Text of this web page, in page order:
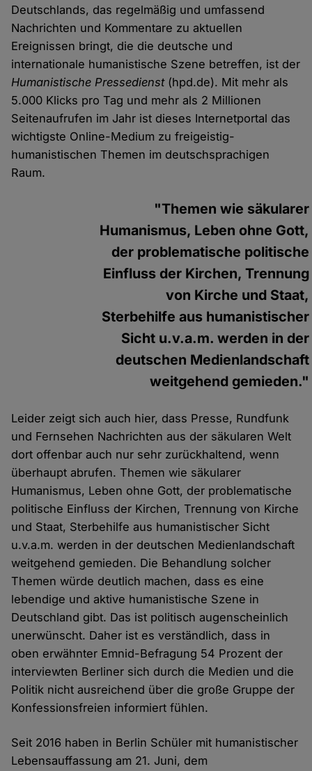
Deutschlands, das regelmäßig und umfassend
Nachrichten und Kommentare zu aktuellen
Ereignissen bringt, die die deutsche und
internationale humanistische Szene betreffen, ist der
Humanistische Pressedienst(hpd.de). Mit mehr als
5.000 Klicks pro Tag und mehr als 2 Millionen
Seitenaufrufen im Jahr ist dieses Internetportal das
wichtigste Online-Medium zu freigeistig-
humanistischen Themen im deutschsprachigen
Raum.
"Themen wie säkularer
Humanismus, Leben ohne Gott,
der problematische politische
Einfluss der Kirchen, Trennung
von Kirche und Staat,
Sterbehilfe aus humanistischer
Sicht u.v.a.m. werden in der
deutschen Medienlandschaft
weitgehend gemieden."
Leider zeigt sich auch hier, dass Presse, Rundfunk
und Fernsehen Nachrichten aus der säkularen Welt
dort offenbar auch nur sehr zurückhaltend, wenn
überhaupt abrufen. Themen wie säkularer
Humanismus, Leben ohne Gott, der problematische
politische Einfluss der Kirchen, Trennung von Kirche
und Staat, Sterbehilfe aus humanistischer Sicht
u.v.a.m. werden in der deutschen Medienlandschaft
weitgehend gemieden. Die Behandlung solcher
Themen würde deutlich machen, dass es eine
lebendige und aktive humanistische Szene in
Deutschland gibt. Das ist politisch augenscheinlich
unerwünscht. Daher ist es verständlich, dass in
oben erwähnter Emnid-Befragung 54 Prozent der
interviewten Berliner sich durch die Medien und die
Politik nicht ausreichend über die große Gruppe der
Konfessionsfreien informiert fühlen.
Seit 2016 haben in Berlin Schüler mit humanistischer
Lebensauffassung am 21. Juni, dem